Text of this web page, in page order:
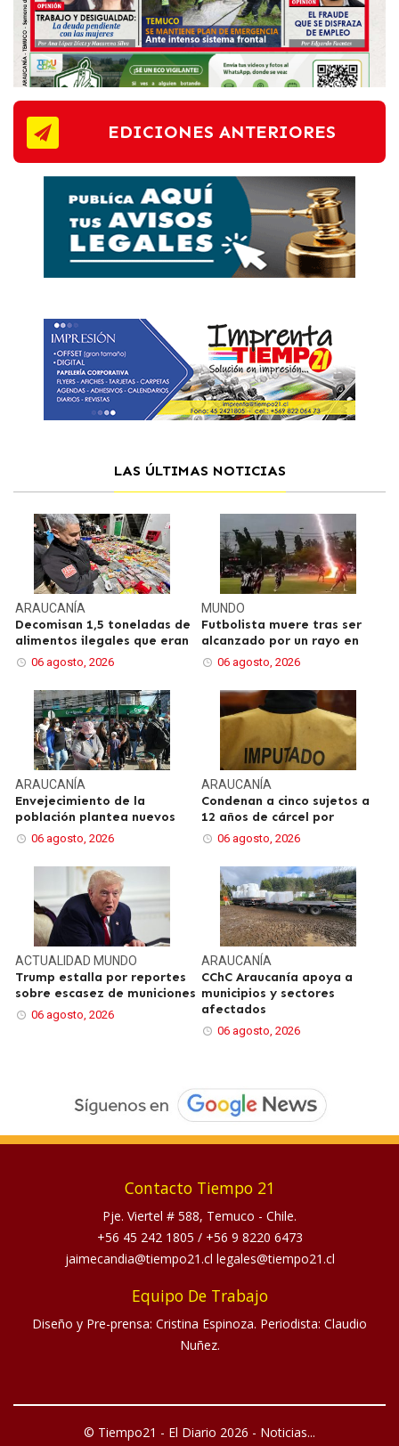
EDICIONES ANTERIORES
LAS ÚLTIMAS NOTICIAS
ARAUCANÍA
Decomisan 1,5 toneladas de
alimentos ilegales que eran
06 agosto, 2026
MUNDO
Futbolista muere tras ser
alcanzado por un rayo en
06 agosto, 2026
ARAUCANÍA
Envejecimiento de la
población plantea nuevos
06 agosto, 2026
ARAUCANÍA
Condenan a cinco sujetos a
12 años de cárcel por
06 agosto, 2026
ACTUALIDAD MUNDO
Trump estalla por reportes
sobre escasez de municiones
06 agosto, 2026
ARAUCANÍA
CChC Araucanía apoya a
municipios y sectores
afectados
06 agosto, 2026
Contacto Tiempo 21
Pje. Viertel # 588, Temuco - Chile.
+56 45 242 1805 / +56 9 8220 6473
jaimecandia@tiempo21.cl legales@tiempo21.cl
Equipo De Trabajo
Diseño y Pre-prensa: Cristina Espinoza. Periodista: Claudio
Nuñez.
© Tiempo21 - El Diario 2026 - Noticias...